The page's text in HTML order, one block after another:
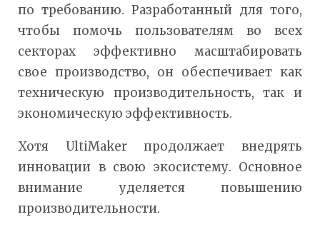
по требованию. Разработанный для того,
чтобы помочь пользователям во всех
секторах эффективно масштабировать
свое производство, он обеспечивает как
техническую производительность, так и
экономическую эффективность.
Хотя UltiMaker продолжает внедрять
инновации в свою экосистему. Основное
внимание уделяется повышению
производительности.